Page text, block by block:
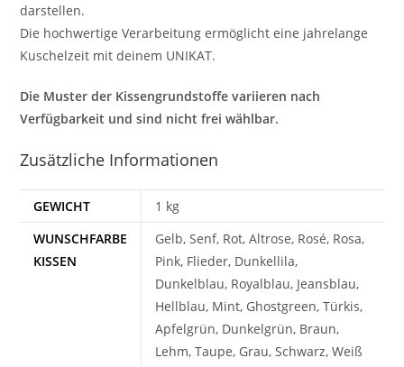
darstellen.
Die hochwertige Verarbeitung ermöglicht eine jahrelange
Kuschelzeit mit deinem UNIKAT.
Die Muster der Kissengrundstoffe variieren nach
Verfügbarkeit und sind nicht frei wählbar.
Zusätzliche Informationen
GEWICHT
1 kg
WUNSCHFARBE
KISSEN
Gelb, Senf, Rot, Altrose, Rosé, Rosa,
Pink, Flieder, Dunkellila,
Dunkelblau, Royalblau, Jeansblau,
Hellblau, Mint, Ghostgreen, Türkis,
Apfelgrün, Dunkelgrün, Braun,
Lehm, Taupe, Grau, Schwarz, Weiß